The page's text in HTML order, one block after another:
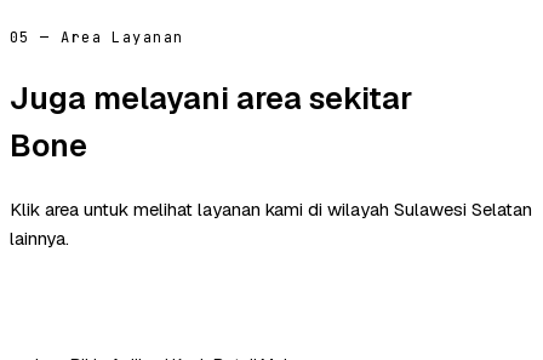
05 — Area Layanan
Juga melayani area sekitar
Bone
Klik area untuk melihat layanan kami di wilayah Sulawesi Selatan
lainnya.